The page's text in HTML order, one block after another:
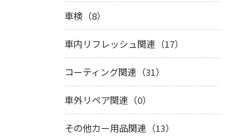
車検（8）
車内リフレッシュ関連（17）
コーティング関連（31）
車外リペア関連（0）
その他カー用品関連（13）